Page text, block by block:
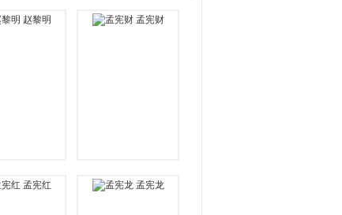
赵黎明 孟宪财
孟宪红 孟宪龙